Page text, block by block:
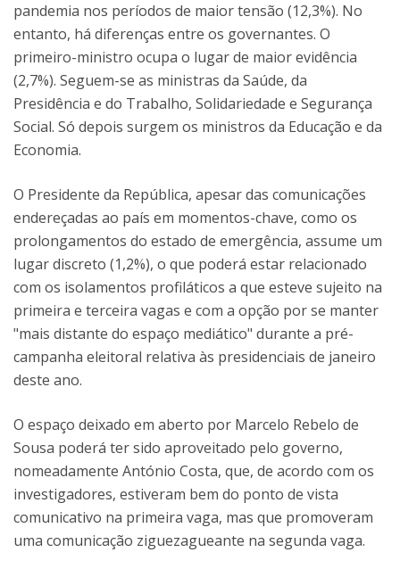
pandemia nos períodos de maior tensão (12,3%). No
entanto, há diferenças entre os governantes. O
primeiro-ministro ocupa o lugar de maior evidência
(2,7%). Seguem-se as ministras da Saúde, da
Presidência e do Trabalho, Solidariedade e Segurança
Social. Só depois surgem os ministros da Educação e da
Economia.
O Presidente da República, apesar das comunicações
endereçadas ao país em momentos-chave, como os
prolongamentos do estado de emergência, assume um
lugar discreto (1,2%), o que poderá estar relacionado
com os isolamentos profiláticos a que esteve sujeito na
primeira e terceira vagas e com a opção por se manter
"mais distante do espaço mediático" durante a pré-
campanha eleitoral relativa às presidenciais de janeiro
deste ano.
O espaço deixado em aberto por Marcelo Rebelo de
Sousa poderá ter sido aproveitado pelo governo,
nomeadamente António Costa, que, de acordo com os
investigadores, estiveram bem do ponto de vista
comunicativo na primeira vaga, mas que promoveram
uma comunicação ziguezagueante na segunda vaga.